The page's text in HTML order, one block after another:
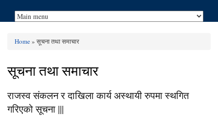
You are here
Home» सूचना तथा समाचार
सूचना तथा समाचार
राजस्व संकलन र दाखिला कार्य अस्थायी रुपमा स्थगित
गरिएको सूचना |||